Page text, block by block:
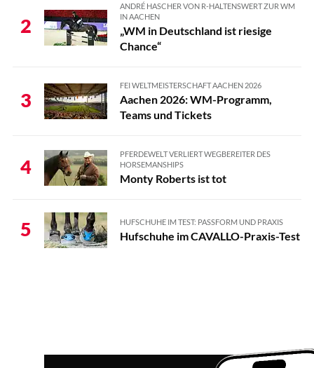
2
ANDRÉ HASCHER VON R-HALTENSWERT ZUR WM
IN AACHEN
„WM in Deutschland ist riesige
Chance“
3
FEI WELTMEISTERSCHAFT AACHEN 2026
Aachen 2026: WM-Programm,
Teams und Tickets
4
PFERDEWELT VERLIERT WEGBEREITER DES
HORSEMANSHIPS
Monty Roberts ist tot
5 HUFSCHUHE IM TEST: PASSFORM UND PRAXIS
Hufschuhe im CAVALLO-Praxis-Test